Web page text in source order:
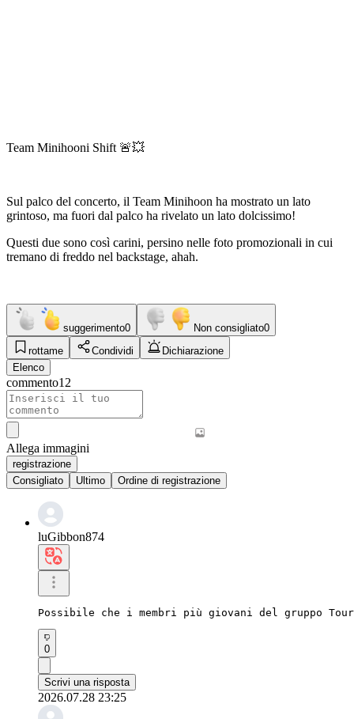
Team Minihooni Shift 🚨💥
Sul palco del concerto, il Team Minihoon ha mostrato un lato
grintoso, ma fuori dal palco ha rivelato un lato dolcissimo!
Questi due sono così carini, persino nelle foto promozionali in cui
tremano di freddo nel backstage, ahah.
suggerimento0 Non consigliato0
rottame
Condividi
Dichiarazione
Elenco
commento12
Allega immagini
registrazione
Consigliato
Ultimo Ordine di registrazione
luGibbon874
Possibile che i membri più giovani del gruppo
0
Scrivi una risposta
2026.07.28 23:25